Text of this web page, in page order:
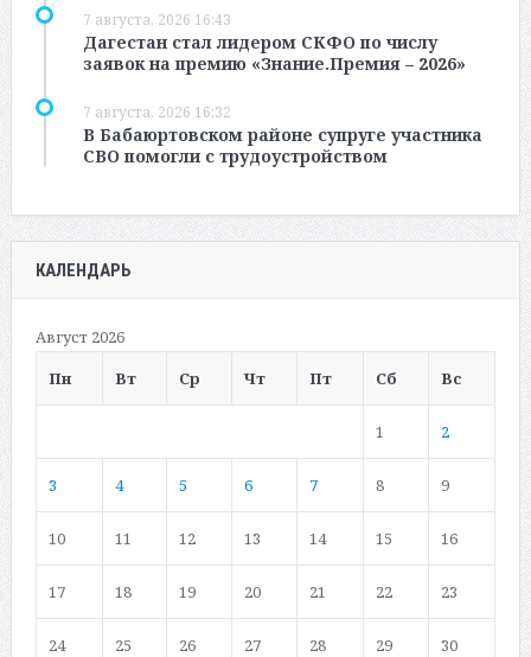
7 августа, 2026 16:43
Дагестан стал лидером СКФО по числу
заявок на премию «Знание.Премия – 2026»
7 августа, 2026 16:32
В Бабаюртовском районе супруге участника
СВО помогли с трудоустройством
КАЛЕНДАРЬ
Август 2026
Пн
Вт Ср Чт Пт Сб Вс
1 2
3 4 5 6 7 8 9
10 11 12 13 14 15 16
17 18 19 20 21 22 23
24 25 26 27 28 29 30